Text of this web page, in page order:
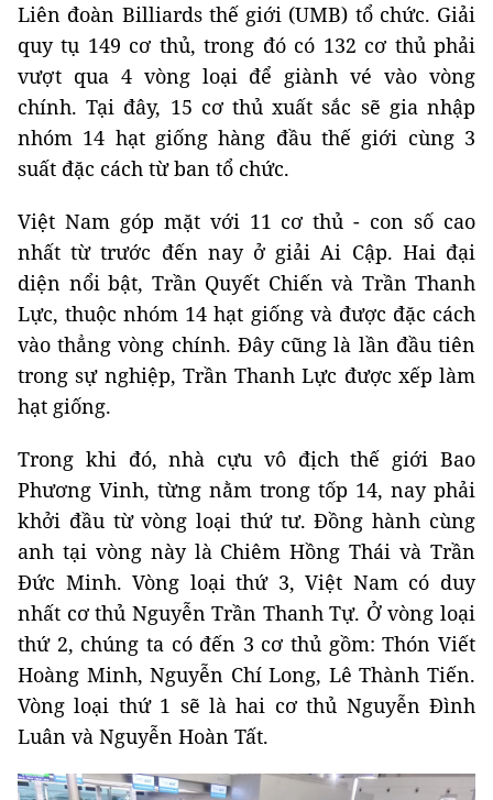
Liên đoàn Billiards thế giới (UMB) tổ chức. Giải
quy tụ 149 cơ thủ, trong đó có 132 cơ thủ phải
vượt qua 4 vòng loại để giành vé vào vòng
chính. Tại đây, 15 cơ thủ xuất sắc sẽ gia nhập
nhóm 14 hạt giống hàng đầu thế giới cùng 3
suất đặc cách từ ban tổ chức.
Việt Nam góp mặt với 11 cơ thủ - con số cao
nhất từ trước đến nay ở giải Ai Cập. Hai đại
diện nổi bật, Trần Quyết Chiến và Trần Thanh
Lực, thuộc nhóm 14 hạt giống và được đặc cách
vào thẳng vòng chính. Đây cũng là lần đầu tiên
trong sự nghiệp, Trần Thanh Lực được xếp làm
hạt giống.
Trong khi đó, nhà cựu vô địch thế giới Bao
Phương Vinh, từng nằm trong tốp 14, nay phải
khởi đầu từ vòng loại thứ tư. Đồng hành cùng
anh tại vòng này là Chiêm Hồng Thái và Trần
Đức Minh. Vòng loại thứ 3, Việt Nam có duy
nhất cơ thủ Nguyễn Trần Thanh Tự. Ở vòng loại
thứ 2, chúng ta có đến 3 cơ thủ gồm: Thón Viết
Hoàng Minh, Nguyễn Chí Long, Lê Thành Tiến.
Vòng loại thứ 1 sẽ là hai cơ thủ Nguyễn Đình
Luân và Nguyễn Hoàn Tất.